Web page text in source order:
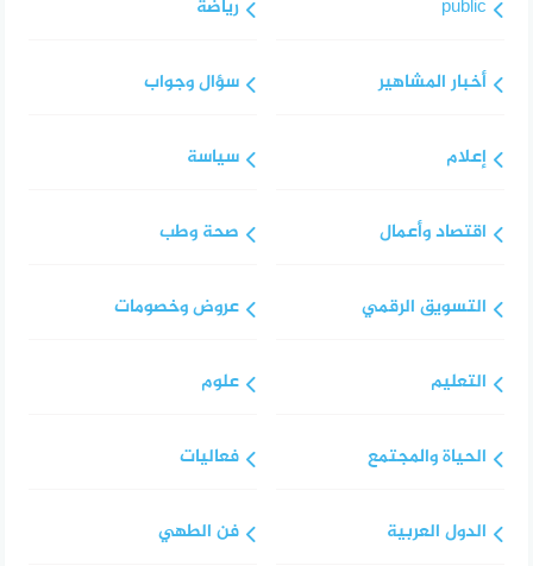
public
أخبار المشاهير
إعلام
اقتصاد وأعمال
التسويق الرقمي
التعليم
الحياة والمجتمع
الدول العربية
رياضة
سؤال وجواب
سياسة
صحة وطب
عروض وخصومات
علوم
فعاليات
فن الطهي